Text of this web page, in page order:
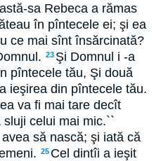
sa Rebeca a rămas
în pîntecele ei; şi ea
ce mai sînt însărcinată?
23 Şi Domnul i -a
pîntecele tău, Şi două
ieşirea din pîntecele tău.
va fi mai tare decît
celui mai mic.``
să nască; şi iată că
25 Cel dintîi a ieşit